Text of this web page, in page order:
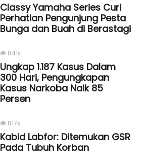
Classy Yamaha Series Curi
Perhatian Pengunjung Pesta
Bunga dan Buah di Berastagi
841x
Ungkap 1.187 Kasus Dalam
300 Hari, Pengungkapan
Kasus Narkoba Naik 85
Persen
817x
Kabid Labfor: Ditemukan GSR
Pada Tubuh Korban